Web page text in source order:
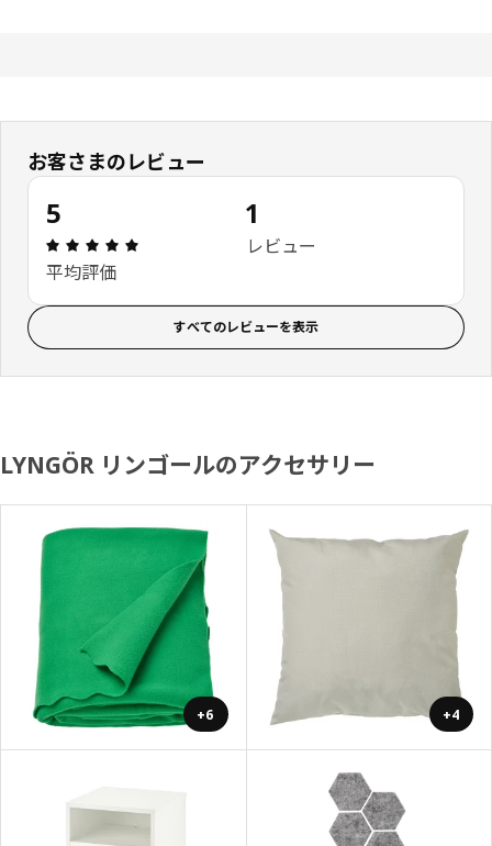
お客さまのレビュー
5
レビュー: 5 5 星の数 総レビュー: 1
平均評価
1
レビュー
すべてのレビューを表示
LYNGÖR リンゴールのアクセサリー
+6 +4